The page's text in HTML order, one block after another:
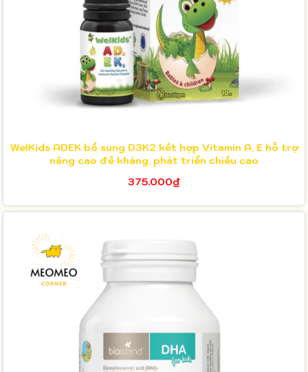
WelKids ADEK bổ sung D3K2 kết hợp Vitamin A, E hỗ trợ
nâng cao đề kháng, phát triển chiều cao
375.000₫